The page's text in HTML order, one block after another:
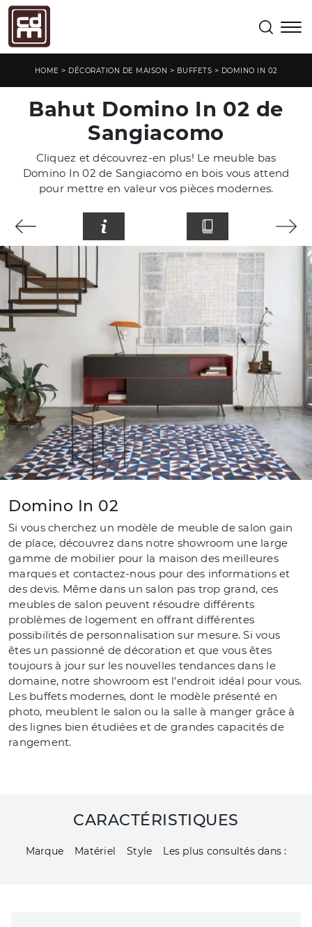
HOME > DÉCORATION DE MAISON > BUFFETS > DOMINO IN 02
Bahut Domino In 02 de
Sangiacomo
Cliquez et découvrez-en plus! Le meuble bas
Domino In 02 de Sangiacomo en bois vous attend
pour mettre en valeur vos pièces modernes.
Domino In 02
Si vous cherchez un modèle de meuble de salon gain
de place, découvrez dans notre showroom une large
gamme de mobilier pour la maison des meilleures
marques et contactez-nous pour des informations et
des devis. Même dans un salon pas trop grand, ces
meubles de salon peuvent résoudre différents
problèmes de logement en offrant différentes
possibilités de personnalisation sur mesure. Si vous
êtes un passionné de décoration et que vous êtes
toujours à jour sur les nouvelles tendances dans le
domaine, notre showroom est l'endroit idéal pour vous.
Les buffets modernes, dont le modèle présenté en
photo, meublent le salon ou la salle à manger grâce à
des lignes bien étudiées et de grandes capacités de
rangement.
CARACTÉRISTIQUES
Marque Matériel Style Les plus consultés dans :